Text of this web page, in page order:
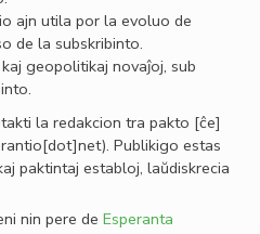
ajn utila por la evoluo de
de la subskribinto.
geopolitikaj novaĵoj, sub
la redakcion tra pakto [ĉe]
. Publikigo estas
paktintaj establoj, laŭdiskrecia
nin pere de Esperanta